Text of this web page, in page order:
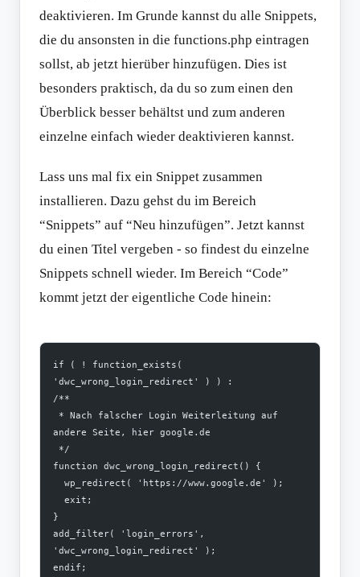
deaktivieren. Im Grunde kannst du alle Snippets,
die du ansonsten in die functions.php eintragen
sollst, ab jetzt hierüber hinzufügen. Dies ist
besonders praktisch, da du so zum einen den
Überblick besser behältst und zum anderen
einzelne einfach wieder deaktivieren kannst.
Lass uns mal fix ein Snippet zusammen
installieren. Dazu gehst du im Bereich
“Snippets” auf “Neu hinzufügen”. Jetzt kannst
du einen Titel vergeben - so findest du einzelne
Snippets schnell wieder. Im Bereich “Code”
kommt jetzt der eigentliche Code hinein:
if ( ! function_exists(
'dwc_wrong_login_redirect' ) ) :
/**
andere Seite, hier google.de
*/
function dwc_wrong_login_redirect() {
  wp_redirect( 'https://www.google.de' );
  exit;
}
add_filter( 'login_errors',
'dwc_wrong_login_redirect' );
endif;